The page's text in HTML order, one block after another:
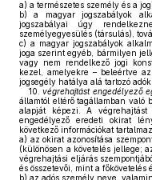
a) a természetes személy és a
b) a magyar jogszabályok
jogszabályai úgy
személyegyesülés (társulás),
c) a magyar jogszabályok
joga szerint egyéb, bármilyen
vagy nem rendelkező jogi
kezel, amelyekre – beleértve
jogsegély hatálya alá tartozó
10.
végrehajtást engedélyező
államtól eltérő tagállamban való
alapját képezi. A végrehajtást
engedélyező eredeti okirat
következő információkat
a) az okirat azonosítása
(különösen a követelés jellege;
végrehajtási eljárás
és összetevői, mint a főkövetelés
b) az adós személy neve,